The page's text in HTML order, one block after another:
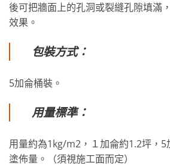
後可把牆面上的孔洞或裂縫孔隙填滿
效果。
包裝方式：
5加侖桶裝。
用量標準：
用量約為1kg/m2，１加侖約1.2坪，5
塗佈量。（須視施工面而定）